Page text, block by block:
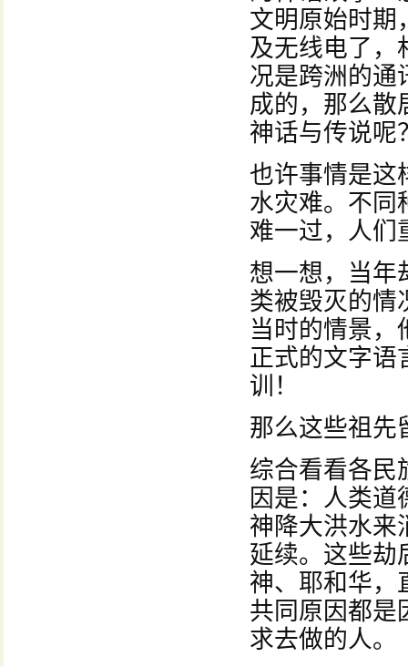
文明原始时期
及无线电了，
况是跨洲的通
成的，那么散
神话与传说呢
也许事情是这
水灾难。不同
难一过，人们
想一想，当年
类被毁灭的情
当时的情景，
正式的文字语
训！
那么这些祖先
综合看看各民
因是：人类
神降大洪水来
延续。这些劫
神、耶和华，
共同原因都是
求去做的人。